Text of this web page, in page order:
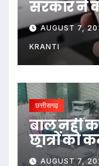
सरकार ने
AUGUST 7,
KRANTI
छत्तीसगढ़
बाल नहीं
छात्रों को
पीटा…
AUGUST 7,